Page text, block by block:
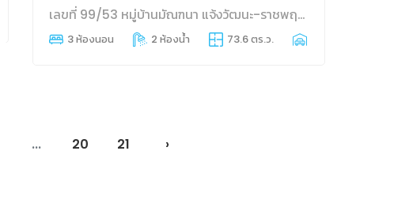
เลขที่ 99/53 หมู่บ้านมัณฑนา แจ้งวัฒนะ-ราชพฤกษ์(ซ.7A ในโครงการ) ถนนชัยพฤกษ์ ตำบลบางพลับ อำเภอปากเกร็ด จังหวัดนนทบุรี
3 ห้องนอน 2 ห้องน้ำ 73.6 ตร.ว.
... 20 21 ›